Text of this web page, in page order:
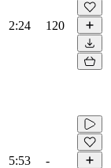
2:24 120
5:53 -